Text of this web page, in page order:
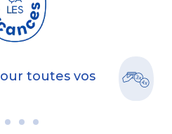
toutes vos